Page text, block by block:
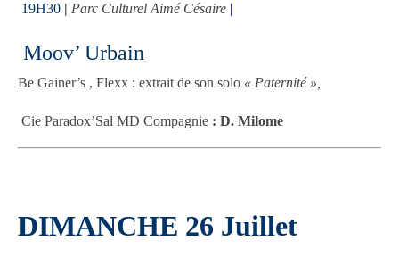
19H30 | Parc Culturel Aimé Césaire |
Moov’ Urbain
Be Gainer’s , Flexx : extrait de son solo « Paternité »,
Cie Paradox’Sal MD Compagnie : D. Milome
DIMANCHE 26 Juillet